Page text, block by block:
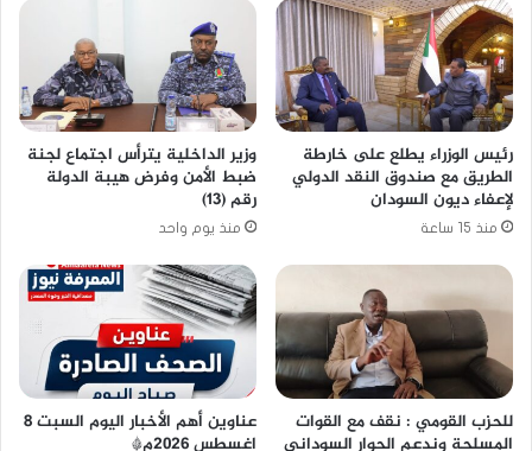
رئيس الوزراء يطلع على خارطة
الطريق مع صندوق النقد الدولي
لإعفاء ديون السودان
منذ 15 ساعة
وزير الداخلية يترأس اجتماع لجنة
ضبط الأمن وفرض هيبة الدولة
رقم (13)
منذ يوم واحد
للحزب القومي : نقف مع القوات
المسلحة وندعم الحوار السوداني
عناوين أهم الأخبار اليوم السبت ٨
اغسطس ٢٠٢٦م*